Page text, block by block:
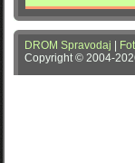
DROM Spravodaj
Copyright © 2004-